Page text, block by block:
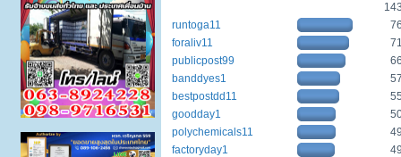
runtoga11
foraliv11
publicpost99
banddyes1
bestpostdd11
goodday1
polychemicals11
factoryday1